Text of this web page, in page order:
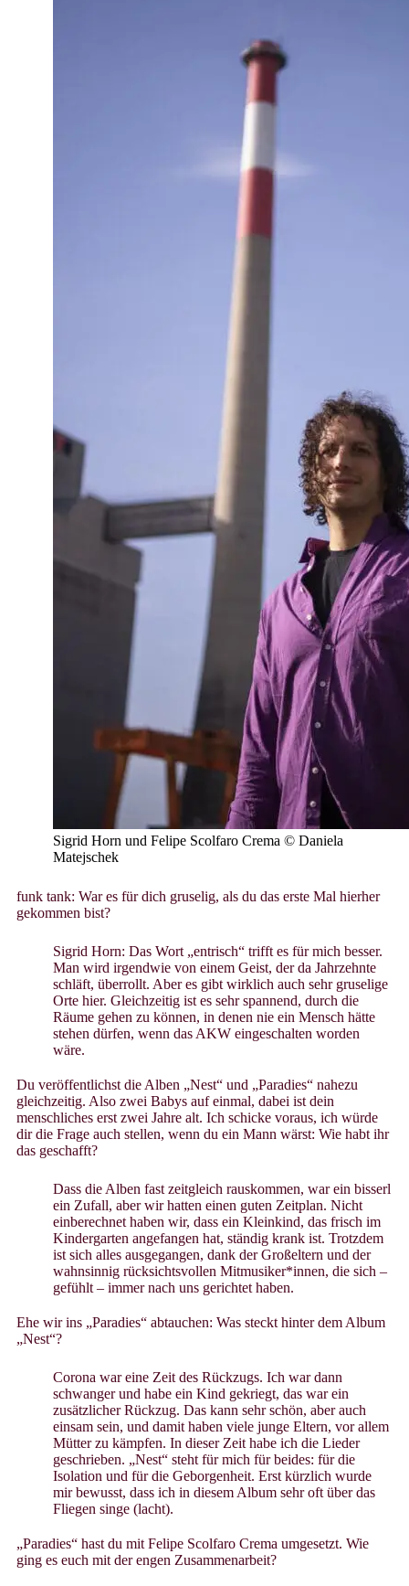
Sigrid Horn und Felipe Scolfaro Crema © Daniela
Matejschek
funk tank: War es für dich gruselig, als du das erste Mal hierher
gekommen bist?
Sigrid Horn: Das Wort „entrisch“ trifft es für mich besser.
Man wird irgendwie von einem Geist, der da Jahrzehnte
schläft, überrollt. Aber es gibt wirklich auch sehr gruselige
Orte hier. Gleichzeitig ist es sehr spannend, durch die
Räume gehen zu können, in denen nie ein Mensch hätte
stehen dürfen, wenn das AKW eingeschalten worden
wäre.
Du veröffentlichst die Alben „Nest“ und „Paradies“ nahezu
gleichzeitig. Also zwei Babys auf einmal, dabei ist dein
menschliches erst zwei Jahre alt. Ich schicke voraus, ich würde
dir die Frage auch stellen, wenn du ein Mann wärst: Wie habt ihr
das geschafft?
Dass die Alben fast zeitgleich rauskommen, war ein bisserl
ein Zufall, aber wir hatten einen guten Zeitplan. Nicht
einberechnet haben wir, dass ein Kleinkind, das frisch im
Kindergarten angefangen hat, ständig krank ist. Trotzdem
ist sich alles ausgegangen, dank der Großeltern und der
wahnsinnig rücksichtsvollen Mitmusiker*innen, die sich –
gefühlt – immer nach uns gerichtet haben.
Ehe wir ins „Paradies“ abtauchen: Was steckt hinter dem Album
„Nest“?
Corona war eine Zeit des Rückzugs. Ich war dann
schwanger und habe ein Kind gekriegt, das war ein
zusätzlicher Rückzug. Das kann sehr schön, aber auch
einsam sein, und damit haben viele junge Eltern, vor allem
Mütter zu kämpfen. In dieser Zeit habe ich die Lieder
geschrieben. „Nest“ steht für mich für beides: für die
Isolation und für die Geborgenheit. Erst kürzlich wurde
mir bewusst, dass ich in diesem Album sehr oft über das
Fliegen singe (lacht).
„Paradies“ hast du mit Felipe Scolfaro Crema umgesetzt. Wie
ging es euch mit der engen Zusammenarbeit?